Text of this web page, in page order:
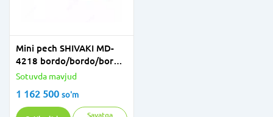
Mini pech SHIVAKI MD-
4218 bordo/bordo/bordo
(lyuks) Retro
Sotuvda mavjud
1 162 500 so'm
Savatga